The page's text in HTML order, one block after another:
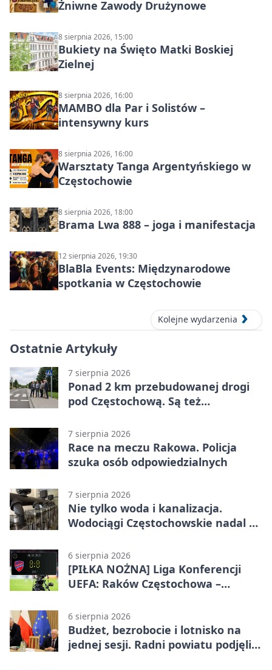
Żniwne Zawody Drużynowe
8 sierpnia 2026, 15:00
Bukiety na Święto Matki Boskiej
Zielnej
8 sierpnia 2026, 16:00
MAMBO dla Par i Solistów –
intensywny kurs
8 sierpnia 2026, 16:00
Warsztaty Tanga Argentyńskiego w
Częstochowie
8 sierpnia 2026, 18:00
Brama Lwa 888 – joga i manifestacja
12 sierpnia 2026, 19:30
BlaBla Events: Międzynarodowe
spotkania w Częstochowie
Kolejne wydarzenia
Ostatnie Artykuły
7 sierpnia 2026
Ponad 2 km przebudowanej drogi
pod Częstochową. Są też
7 sierpnia 2026
Race na meczu Rakowa. Policja
szuka osób odpowiedzialnych
7 sierpnia 2026
Nie tylko woda i kanalizacja.
Wodociągi Częstochowskie nadal w
6 sierpnia 2026
[PIŁKA NOŻNA] Liga Konferencji
UEFA: Raków Częstochowa –
meczu III rundy eliminacji
6 sierpnia 2026
Budżet, bezrobocie i lotnisko na
jednej sesji. Radni powiatu podjęli